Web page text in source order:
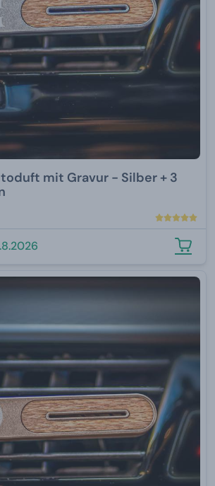
mit Gravur - Silber + 3